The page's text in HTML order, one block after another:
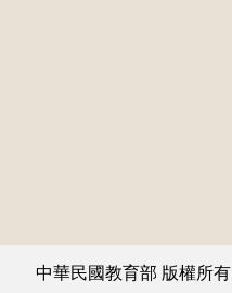
中華民國教育部 版權所有